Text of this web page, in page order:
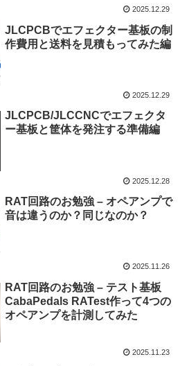
2025.12.29
JLCPCBでエフェクター基板の制
作費用と送料を見積もってみた編
2025.12.29
JLCPCB/JLCCNCでエフェクタ
ー基板と筐体を発注する準備編
2025.12.28
RAT回路のお勉強 – オペアンプで
音は違うのか？同じなのか？
2025.11.26
RAT回路のお勉強 – テスト基板
CabaPedals RATest作って4つの
オペアンプを計測してみた
2025.11.23